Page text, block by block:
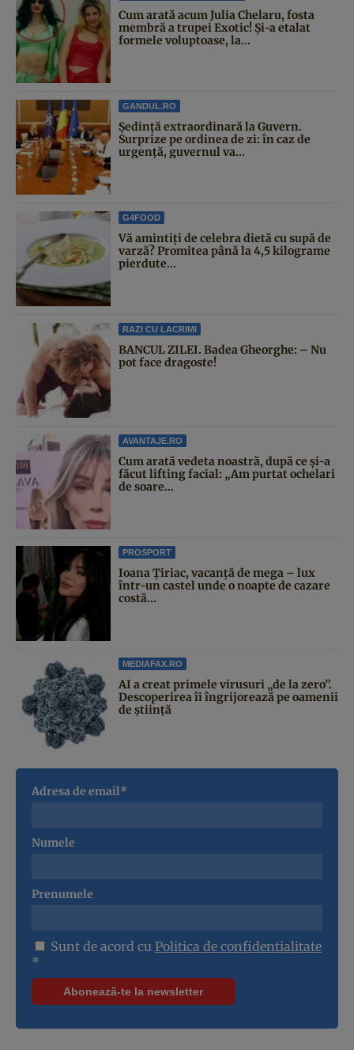
Cum arată acum Julia Chelaru, fosta
membră a trupei Exotic! Și-a etalat
formele voluptoase, la...
GANDUL.RO
Şedinţă extraordinară la Guvern.
Surprize pe ordinea de zi: în caz de
urgență, guvernul va...
G4FOOD
Vă amintiți de celebra dietă cu supă de
varză? Promitea până la 4,5 kilograme
pierdute...
RAZI CU LACRIMI
BANCUL ZILEI. Badea Gheorghe: – Nu
pot face dragoste!
AVANTAJE.RO
Cum arată vedeta noastră, după ce și-a
făcut lifting facial: „Am purtat ochelari
de soare...
PROSPORT
Ioana Țiriac, vacanță de mega – lux
într-un castel unde o noapte de cazare
costă...
MEDIAFAX.RO
AI a creat primele virusuri „de la zero”.
Descoperirea îi îngrijorează pe oamenii
de știință
Adresa de email*
Numele
Prenumele
Sunt de acord cu Politica de confidentialitate
*